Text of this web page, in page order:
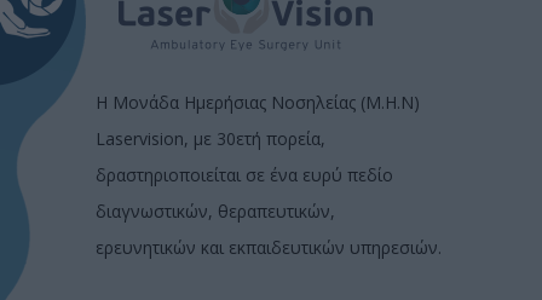
Η Μονάδα Ημερήσιας Νοσηλείας (Μ.Η.Ν)
Laservision, με 30ετή πορεία,
δραστηριοποιείται σε ένα ευρύ πεδίο
διαγνωστικών, θεραπευτικών,
ερευνητικών και εκπαιδευτικών υπηρεσιών.